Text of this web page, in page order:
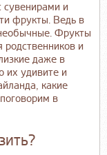
сувенирами и
фрукты. Ведь в
Фрукты
и
даже в
их удивите и
какие
в